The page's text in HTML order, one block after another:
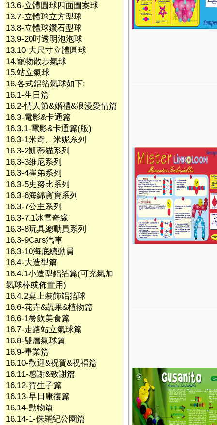
13.6-立體圓球四面圖案球
13.7-立體球立方型球
13.8-立體球鑽石型球
13.9-20吋透明泡泡球
13.10-大尺寸立體圓球
14.寵物散步氣球
15.站立氣球
16.各式鋁箔氣球如下:
16.1-生日篇
16.2-情人節&婚禮&浪漫愛情篇
16.3-電影&卡通篇
16.3.1-電影&卡通篇(版)
16.3-1米奇、米妮系列
16.3-2凱蒂貓系列
16.3-3維尼系列
16.3-4崔弟系列
16.3-5史努比系列
16.3-6海綿寶寶系列
16.3-7公主系列
16.3-7.1冰雪奇緣
16.3-8玩具總動員系列
16.3-9Cars汽車
16.3-10海底總動員
16.4-大造型篇
16.4.1小造型鋁箔篇(可充氣加
氣球棒或佈置用)
16.4.2桌上裝飾鋁箔球
16.6-花卉&蔬果&植物篇
16.6-1餐飲美食篇
16.7-走路站立氣球篇
16.8-雙層氣球篇
16.9-畢業篇
16.10-歡迎&祝賀&祝福篇
16.11-感謝&致謝篇
16.12-賀生子篇
16.13-早日康復篇
16.14-動物篇
16.14-1-侏羅紀公園篇